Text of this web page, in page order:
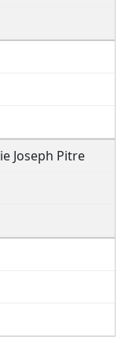
Joseph Pitre